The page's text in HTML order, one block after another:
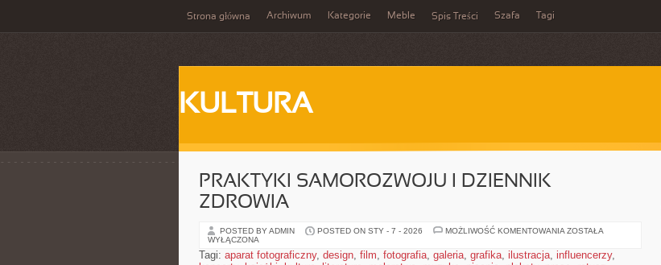
Strona główna Archiwum Kategorie Meble Spis Treści Szafa Tagi
KULTURA
PRAKTYKI SAMOROZWOJU I DZIENNIK
ZDROWIA
POSTED BY ADMIN POSTED ON STY - 7 - 2026 MOŻLIWOŚĆ KOMENTOWANIA PRAKTYKI
DZIENNIK
ZOSTAŁA
WYŁĄCZONA
Tagi: aparat fotograficzny, design, film, fotografia, galeria, grafika, ilustracja, influencerzy,